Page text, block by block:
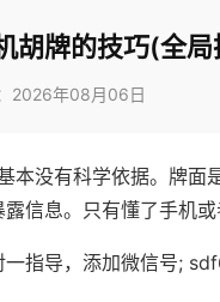
胡牌的技巧(全局
2026年08月06日
本没有科学依据。牌面
信息。只有懂了手机或
指导，添加微信号;